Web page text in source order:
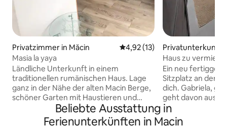
Privatzimmer in Măcin Durchschnittliche Bewertung:
4,92 (13)
Masia la yaya
Ländliche Unterkunft in einem
traditionellen rumänischen Haus. Lage
ganz in der Nähe der alten Macin Berge,
schöner Garten mit Haustieren und
Anpflanzung von Hülsenfrüchten und
Früchten. Grünflächen zum Grillen und
Entspannen. Fahrräder stehen dir für
Privatunterkunft
Haus zu
Ein neu
Sitzplatz an der
dich. Gabriela,
geht davon aus,
haben wirst!☺️
haben nur
Cațelusa Maya,
Beliebte Ausstattung in
Ferienunterkünften in Macin